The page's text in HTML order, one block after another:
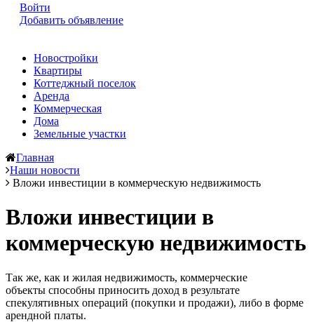
Войти
Добавить объявление
Новостройки
Квартиры
Коттеджный поселок
Аренда
Коммерческая
Дома
Земельные участки
Главная
Наши новости
Вложи инвестиции в коммерческую недвижимость
Вложи инвестиции в
коммерческую недвижимость
Так же, как и жилая недвижимость, коммерческие
объекты способны приносить доход в результате
спекулятивных операций (покупки и продажи), либо в форме
арендной платы.